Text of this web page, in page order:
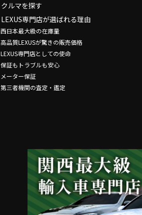
クルマを探す
LEXUS専門店が選ばれる理由
西日本最大級の在庫量
高品質LEXUSが驚きの販売価格
LEXUS専門店としての使命
保証もトラブルも安心
メーター保証
第三者機関の査定・鑑定